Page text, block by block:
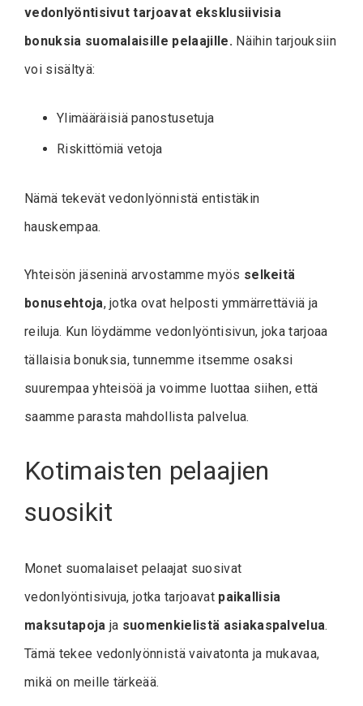
vedonlyöntisivut tarjoavat eksklusiivisia
bonuksia suomalaisille pelaajille.Näihin tarjouksiin
voi sisältyä:
Ylimääräisiä panostusetuja
Riskittömiä vetoja
Nämä tekevät vedonlyönnistä entistäkin
hauskempaa.
Yhteisön jäseninä arvostamme myös selkeitä
bonusehtoja, jotka ovat helposti ymmärrettäviä ja
reiluja. Kun löydämme vedonlyöntisivun, joka tarjoaa
tällaisia bonuksia, tunnemme itsemme osaksi
suurempaa yhteisöä ja voimme luottaa siihen, että
saamme parasta mahdollista palvelua.
Kotimaisten pelaajien
suosikit
Monet suomalaiset pelaajat suosivat
vedonlyöntisivuja, jotka tarjoavat paikallisia
maksutapoja ja suomenkielistä asiakaspalvelua.
Tämä tekee vedonlyönnistä vaivatonta ja mukavaa,
mikä on meille tärkeää.